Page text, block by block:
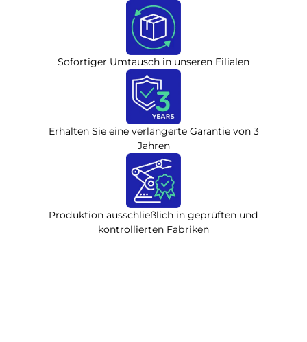
Sofortiger Umtausch in unseren Filialen
Erhalten Sie eine verlängerte Garantie von 3
Jahren
Produktion ausschließlich in geprüften und
kontrollierten Fabriken